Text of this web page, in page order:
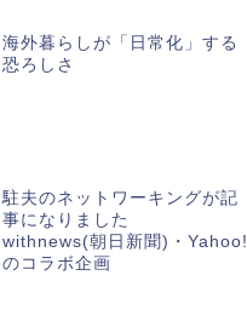
海外暮らしが「日常化」する
恐ろしさ
駐夫のネットワーキングが記
事になりました
withnews(朝日新聞)・Yahoo!
のコラボ企画